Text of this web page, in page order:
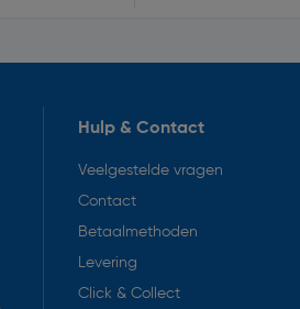
Hulp & Contact
Veelgestelde vragen
Contact
Betaalmethoden
Levering
Click & Collect